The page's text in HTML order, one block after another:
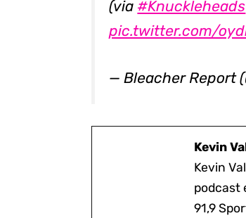
(via #Knuckleheads
pic.twitter.com/
— Bleacher Report
Kevin
Kevin
podcast
91,9